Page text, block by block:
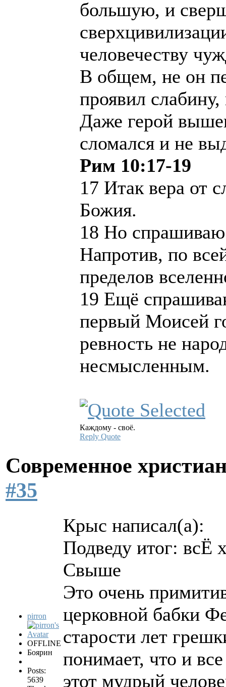
большую, и
человечеству
В общем, не он
проявил
Даже герой
сломался и не
Рим 10:17-19
17 Итак вера от
Божия.
18 Но
Напротив, по
пределов
19 Ещё
первый Моисей
ревность не
несмысленным.
Каждому - своё.
Reply Quote
Современное
#35
pirron
OFFLINE
Боярин
Posts:
5639
Крыс написал(а):
Подведу итог: всЁ
Свыше
Это очень
церковной бабки
старости лет
понимает, что и
этот мудрый